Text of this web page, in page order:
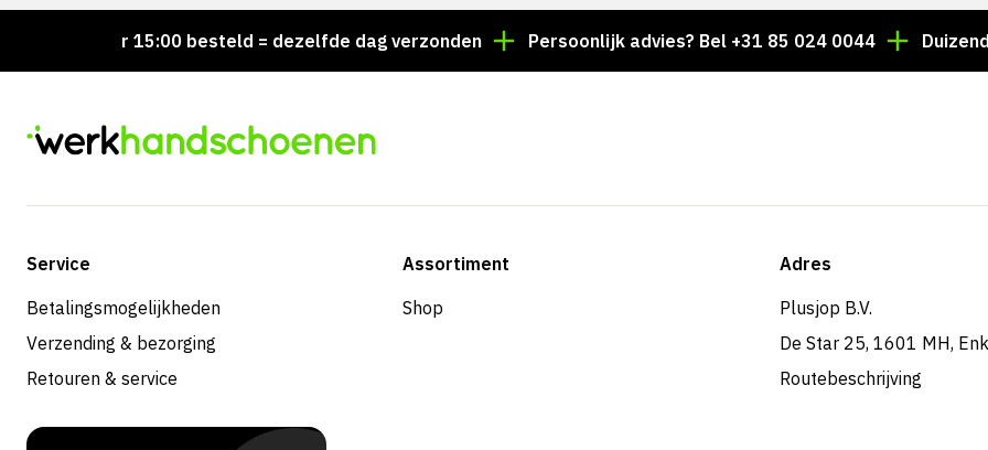
Voor 15:00 besteld = dezelfde dag verzonden Persoonlijk advies? Bel +31 85 024 0044 Duizenden
Service
Betalingsmogelijkheden
Verzending & bezorging
Retouren & service
Assortiment
Shop
Adres
Plusjop B.V.
De Star 25, 1601 MH,
Routebeschrijving